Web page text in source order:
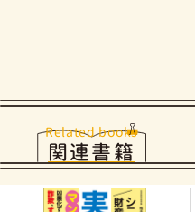
Related books
関連書籍